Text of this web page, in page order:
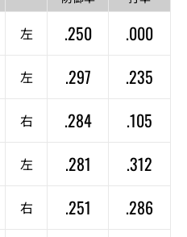
左 .250
.000
左 .297
.235
右 .284
.105
左 .281
.312
右 .251
.286